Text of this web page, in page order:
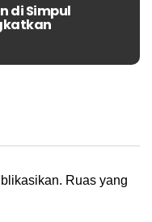
di Simpul
Ruas yang